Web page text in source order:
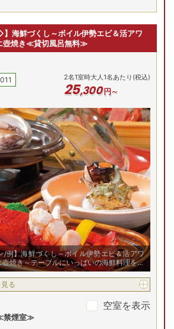
海鮮づくし～ボイル伊勢エビ＆活アワ
壺焼き≪貸切風呂無料≫
2名1室時大人1名あたり(税込)
25,300円～
/例】海鮮づくし～ボイル伊勢エビ＆活アワ
壺焼き～テーブルにいっぱいの海鮮料理をお
る
空室を表示
禁煙室≫